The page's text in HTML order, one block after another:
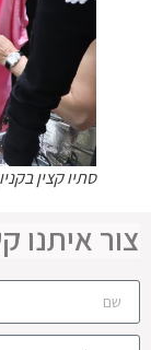
סתיו קצין בקניון
איתנו